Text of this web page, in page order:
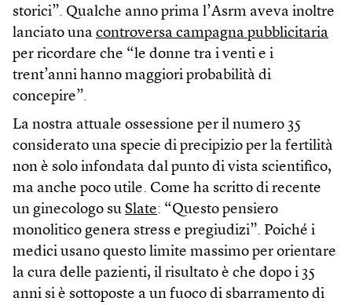
storici”. Qualche anno prima l’Asrm aveva inoltre
lanciato una controversa campagna pubblicitaria
per ricordare che “le donne tra i venti e i
trent’anni hanno maggiori probabilità di
concepire”.
La nostra attuale ossessione per il numero 35
considerato una specie di precipizio per la fertilità
non è solo infondata dal punto di vista scientifico,
ma anche poco utile. Come ha scritto di recente
un ginecologo su Slate: “Questo pensiero
monolitico genera stress e pregiudizi”. Poiché i
medici usano questo limite massimo per orientare
la cura delle pazienti, il risultato è che dopo i 35
anni si è sottoposte a un fuoco di sbarramento di